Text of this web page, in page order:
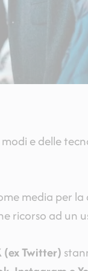
e delle
media per la
ricorso ad un
(ex Twitter)